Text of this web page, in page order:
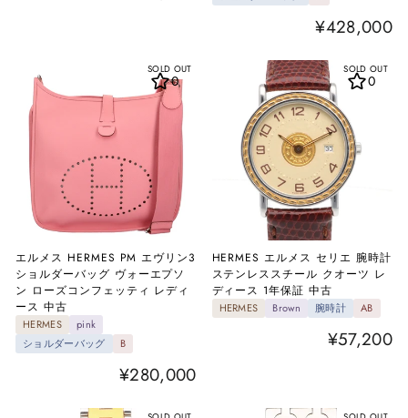
¥428,000
SOLD OUT
エルメス HERMES PM エヴリン3
ショルダーバッグ ヴォーエプソ
ン ローズコンフェッティ レディ
ース 中古
HERMES
pink
ショルダーバッグ
B
¥280,000
0
SOLD OUT
HERMES エルメス セリエ 腕時計
ステンレススチール クオーツ レ
ディース 1年保証 中古
HERMES Brown 腕時計 AB
¥57,200
0